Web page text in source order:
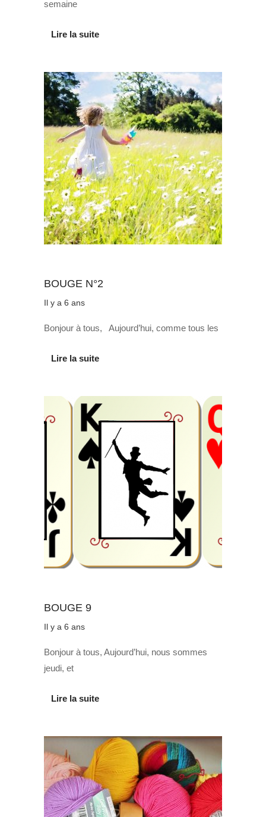
semaine
Lire la suite
BOUGE N°2
Il y a 6 ans
Bonjour à tous, Aujourd’hui, comme tous les
Lire la suite
BOUGE 9
Il y a 6 ans
Bonjour à tous, Aujourd’hui, nous sommes
jeudi, et
Lire la suite